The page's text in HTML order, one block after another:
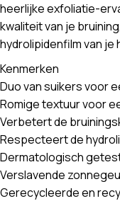
heerlijke exfoliatie-
kwaliteit van je
hydrolipidenfilm van
Kenmerken
Duo van suikers voor
Romige textuur voor
Verbetert de
Respecteert de
Dermatologisch
Verslavende
Gerecycleerde en